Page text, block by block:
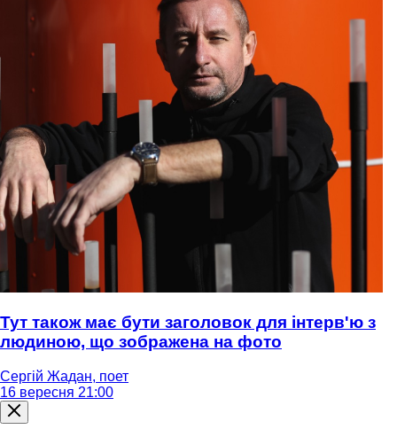
Тут також має бути заголовок для інтерв'ю з
людиною, що зображена на фото
Сергій Жадан, поет
16 вересня 21:00